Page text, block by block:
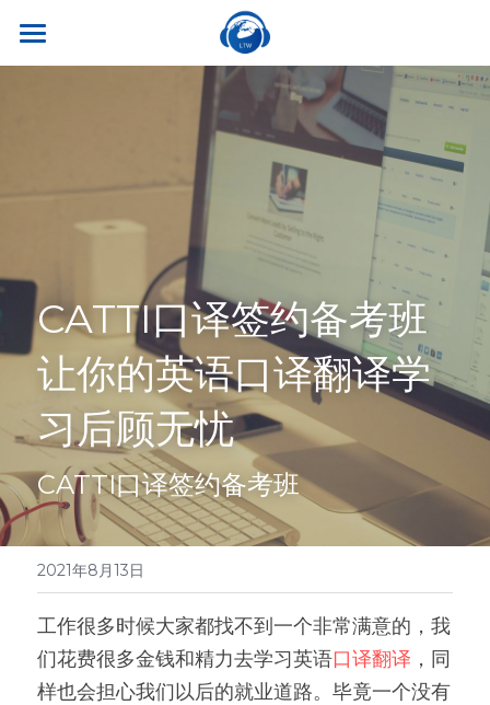
首页
名师风采
考试比赛
合作伙伴
最新资讯
英专学硕
英专专硕
英语口译
英语笔译
流利口语
雅思托福
医学系列
实习就业
实习项目
就业资讯
干货讲座
真题系列
双语资料
翻译服务
笔译服务
口译服务
翻译语种
翻译报价
联系我们
CATTI口译签约备考班
让你的英语口译翻译学
习后顾无忧
CATTI口译签约备考班
2021年8月13日
工作很多时候大家都找不到一个非常满意的，我
们花费很多金钱和精力去学习英语口译翻译 ，同
样也会担心我们以后的就业道路。毕竟一个没有
商品分类